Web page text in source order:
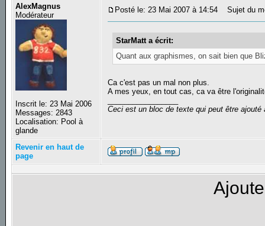
AlexMagnus
Modérateur
Inscrit le: 23 Mai 2006
Messages: 2843
Localisation: Pool à
glande
Posté le: 23 Mai 2007 à 14:54 Sujet du
StarMatt a écrit:
Quant aux graphismes, on sait bien que
Ca c'est pas un mal non plus.
A mes yeux, en tout cas, ca va être
Ceci est un bloc de texte qui peut être
Revenir en haut de
page